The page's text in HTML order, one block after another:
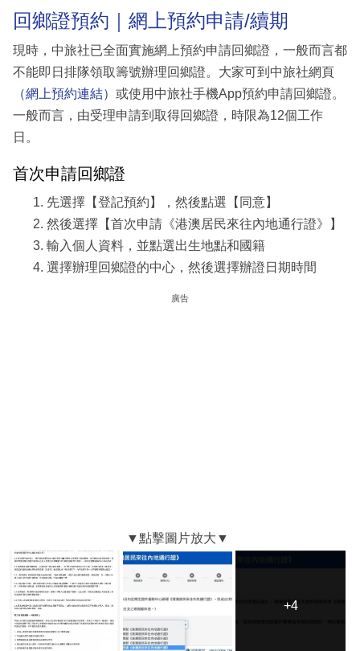
回鄉證預約｜網上預約申請/續期
現時，中旅社已全面實施網上預約申請回鄉證，一般而言都
不能即日排隊領取籌號辦理回鄉證。大家可到中旅社網頁
（網上預約連結） 或使用中旅社手機App預約申請回鄉證。
一般而言，由受理申請到取得回鄉證，時限為12個工作
日。
首次申請回鄉證
先選擇【登記預約】，然後點選【同意】
然後選擇【首次申請《港澳居民來往內地通行證》】
輸入個人資料，並點選出生地點和國籍
選擇辦理回鄉證的中心，然後選擇辦證日期時間
廣告
+4
+4